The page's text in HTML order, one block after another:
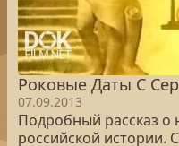
Роковые Даты С
07.09.2013
Подробный рассказ о
российской истории.